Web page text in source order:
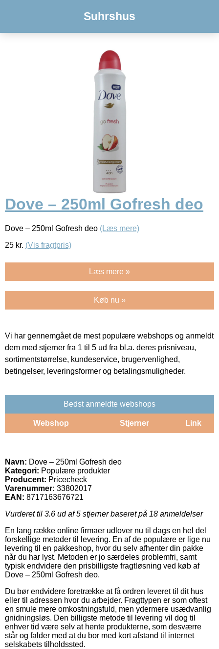
Suhrshus
Dove – 250ml Gofresh deo
Dove – 250ml Gofresh deo (Læs mere)
25 kr. (Vis fragtpris)
Læs mere »
Køb nu »
Vi har gennemgået de mest populære webshops og anmeldt
dem med stjerner fra 1 til 5 ud fra bl.a. deres prisniveau,
sortimentstørrelse, kundeservice, brugervenlighed,
betingelser, leveringsformer og betalingsmuligheder.
Bedst anmeldte webshops
Webshop Stjerner Link
Navn: Dove – 250ml Gofresh deo
Kategori: Populære produkter
Producent: Pricecheck
Varenummer: 33802017
EAN: 8717163676721
Vurderet til 3.6 ud af 5 stjerner baseret på 18 anmeldelser
En lang række online firmaer udlover nu til dags en hel del
forskellige metoder til levering. En af de populære er lige nu
levering til en pakkeshop, hvor du selv afhenter din pakke
når du har lyst. Metoden er jo særdeles problemfri, samt
typisk endvidere den prisbilligste fragtløsning ved køb af
Dove – 250ml Gofresh deo.
Du bør endvidere foretrække at få ordren leveret til dit hus
eller til adressen hvor du arbejder. Fragttypen er som oftest
en smule mere omkostningsfuld, men ydermere usædvanlig
gnidningsløs. Den billigste metode til levering vil dog til
enhver tid være selv at hente produkterne, som desværre
står og falder med at du bor med kort afstand til internet
selskabets tilholdssted.